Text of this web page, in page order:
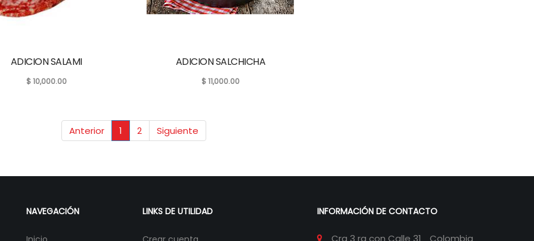
ADICION SALAMI
$10,000.00
ADICION SALCHICHA
$11,000.00
Anterior 1 2 Siguiente
NAVEGACIÓN LINKS DE UTILIDAD INFORMACIÓN DE CONTACTO
Cra 3 ra con Calle 31 Colombia